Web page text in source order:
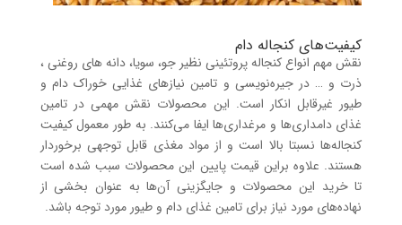
کیفیت‌های کنجاله دام
نقش مهم انواع کنجاله پروتئینی نظیر جو، سویا، دانه های روغنی ،
ذرت و … در جیره‌نویسی و تامین نیازهای غذایی خوراک دام و
طیور غیرقابل انکار است. این محصولات نقش مهمی در تامین
غذای دامداری‌ها و مرغداری‌ها ایفا می‌کنند. به طور معمول کیفیت
کنجاله‌ها نسبتا بالا است و از مواد مغذی قابل توجهی برخوردار
هستند. علاوه براین قیمت پایین این محصولات سبب شده است
تا خرید این محصولات و جایگزینی آن‌ها به عنوان بخشی از
نهاده‌های مورد نیاز برای تامین غذای دام و طیور مورد توجه باشد.